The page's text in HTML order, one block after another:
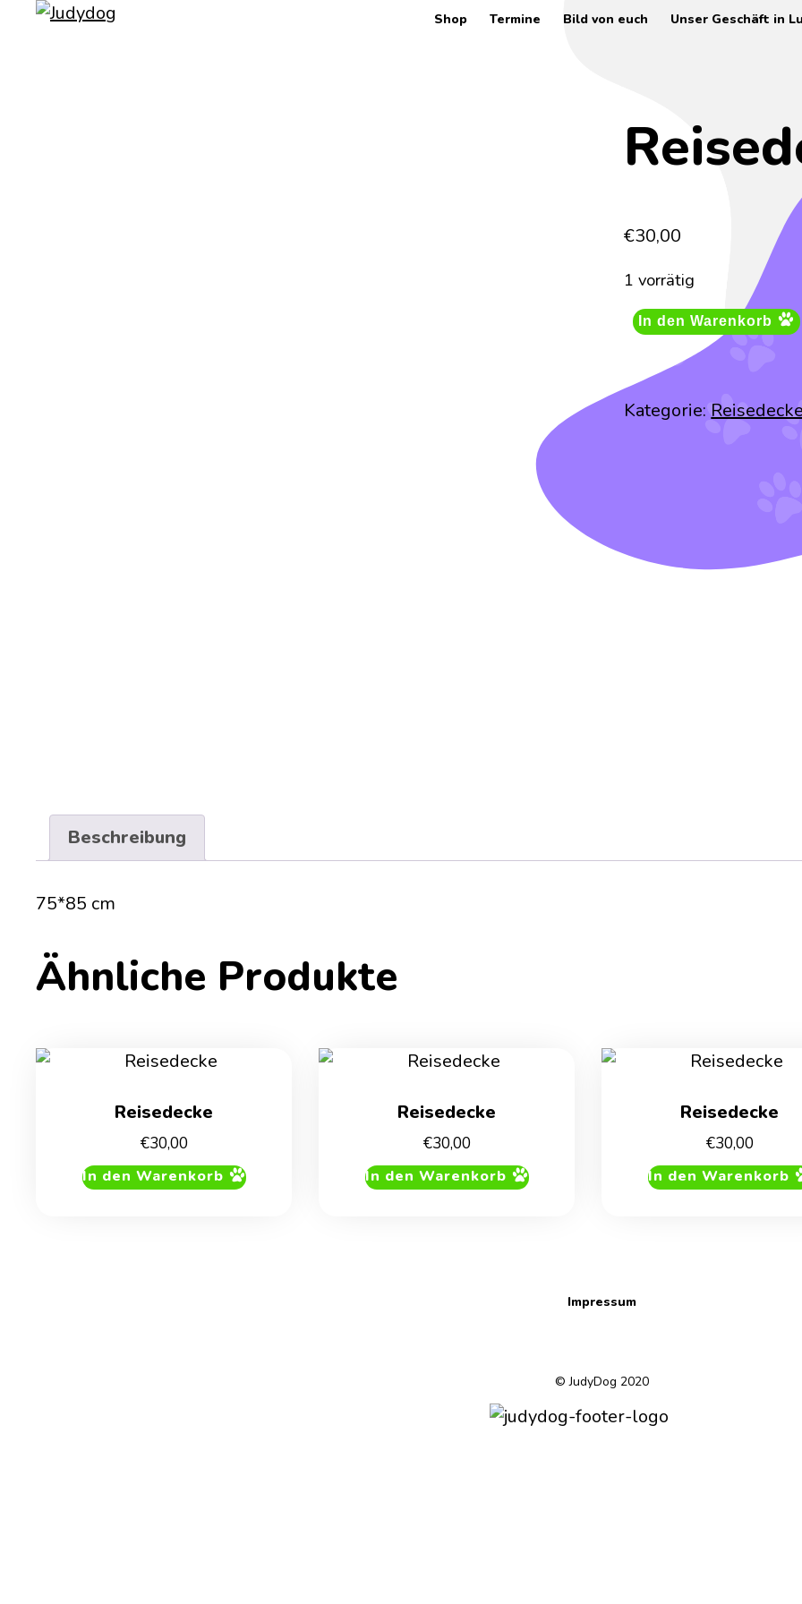
Shop Termine Bild von euch Unser Geschäft in
€30,00
1 vorrätig
In den Warenkorb
Kategorie:
Beschreibung
75*85 cm
Ähnliche Produkte
Reisedecke
€30,00
In den Warenkorb
Reisedecke
€30,00
In den Warenkorb
Reisedecke
€30,00
In den Warenkorb
Impressum
© JudyDog 2020